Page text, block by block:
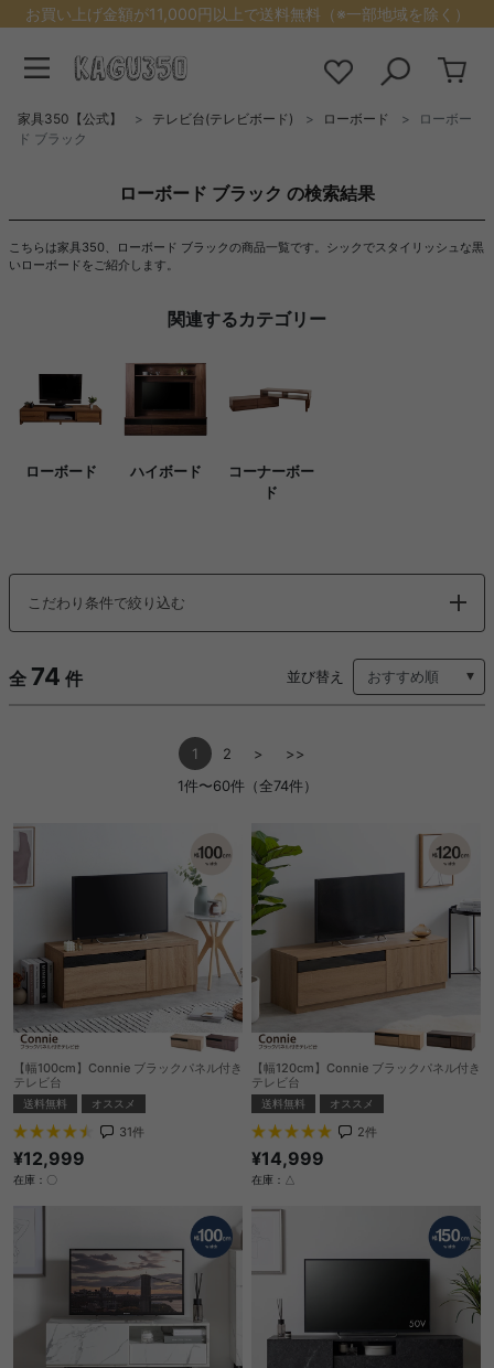
お買い上げ金額が11,000円以上で送料無料（※一部地域を除く）
家具350【公式】 テレビ台(テレビボード) ローボード
ローボー
ド ブラック
ローボード ブラック の検索結果
こちらは家具350、ローボード ブラックの商品一覧です。シックでスタイリッシュな黒
いローボードをご紹介します。
関連するカテゴリー
ローボード ハイボード
コーナーボー
ド
こだわり条件で絞り込む
全 74 件 並び替え
1 2 >
>>
1件〜60件（全74件）
【幅100cm】Connie ブラックパネル付き
テレビ台
送料無料 オススメ
31件
¥12,999
在庫：〇
【幅120cm】Connie ブラックパネル付き
テレビ台
送料無料 オススメ
2件
¥14,999
在庫：△